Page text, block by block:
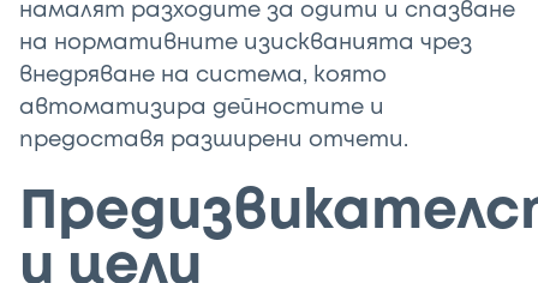
намалят разходите за одити и спазване
на нормативните изискванията чрез
внедряване на система, която
автоматизира дейностите и
предоставя разширени отчети.
и цели